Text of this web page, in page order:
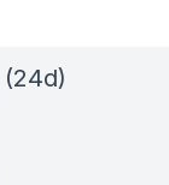
(24d)